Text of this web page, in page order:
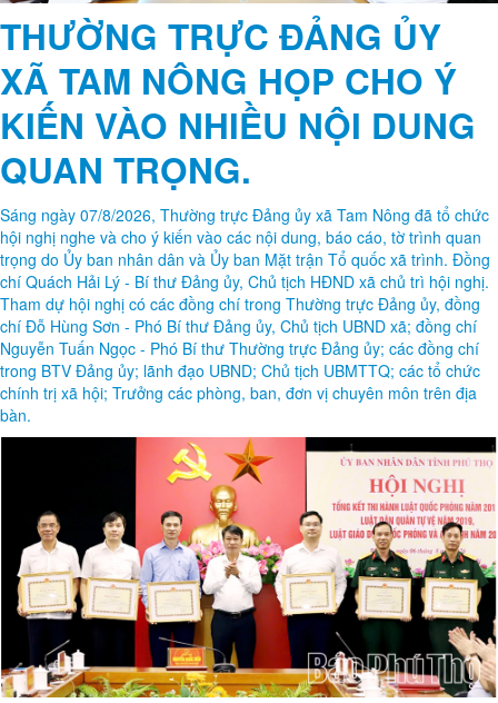
THƯỜNG TRỰC ĐẢNG ỦY
XÃ TAM NÔNG HỌP CHO Ý
KIẾN VÀO NHIỀU NỘI DUNG
QUAN TRỌNG.
Sáng ngày 07/8/2026, Thường trực Đảng ủy xã Tam Nông đã tổ chức
hội nghị nghe và cho ý kiến vào các nội dung, báo cáo, tờ trình quan
trọng do Ủy ban nhân dân và Ủy ban Mặt trận Tổ quốc xã trình. Đồng
chí Quách Hải Lý - Bí thư Đảng ủy, Chủ tịch HĐND xã chủ trì hội nghị.
Tham dự hội nghị có các đồng chí trong Thường trực Đảng ủy, đồng
chí Đỗ Hùng Sơn - Phó Bí thư Đảng ủy, Chủ tịch UBND xã; đồng chí
Nguyễn Tuấn Ngọc - Phó Bí thư Thường trực Đảng ủy; các đồng chí
trong BTV Đảng ủy; lãnh đạo UBND; Chủ tịch UBMTTQ; các tổ chức
chính trị xã hội; Trưởng các phòng, ban, đơn vị chuyên môn trên địa
bàn.